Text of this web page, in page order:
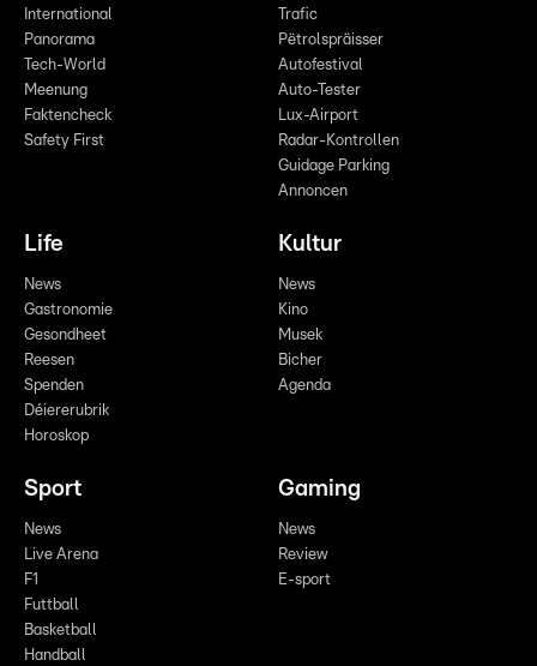
International
Panorama
Tech-World
Meenung
Faktencheck
Safety First
Trafic
Pëtrolspräisser
Autofestival
Auto-Tester
Lux-Airport
Radar-Kontrollen
Guidage Parking
Annoncen
Life
News
Gastronomie
Gesondheet
Reesen
Spenden
Déiererubrik
Horoskop
Kultur
News
Kino
Musek
Bicher
Agenda
Sport
News
Live Arena
F1
Futtball
Basketball
Handball
Gaming
News
Review
E-sport